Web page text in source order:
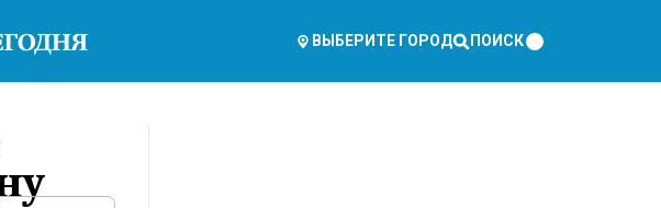
ВЫБЕРИТЕ ГОРОД ПОИСК